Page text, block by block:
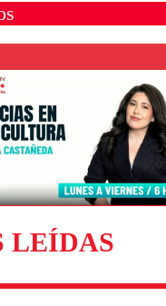
son moderados para
diálogo respetuoso.
Enviar
LEÍDAS